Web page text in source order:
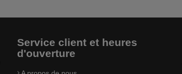
Service client et heures
d'ouverture